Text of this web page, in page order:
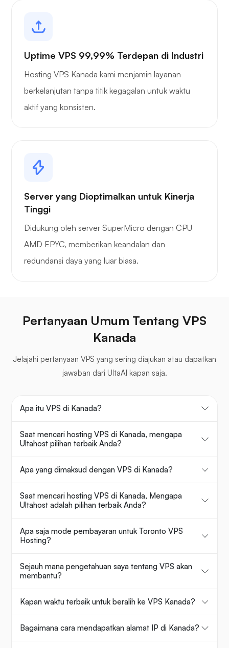
Uptime VPS 99,99% Terdepan di Industri
Hosting VPS Kanada kami menjamin layanan
berkelanjutan tanpa titik kegagalan untuk waktu
aktif yang konsisten.
Server yang Dioptimalkan untuk Kinerja
Tinggi
Didukung oleh server SuperMicro dengan CPU
AMD EPYC, memberikan keandalan dan
redundansi daya yang luar biasa.
Pertanyaan Umum Tentang VPS
Kanada
Jelajahi pertanyaan VPS yang sering diajukan atau dapatkan
jawaban dari UltaAI kapan saja.
Apa itu VPS di Kanada?
Saat mencari hosting VPS di Kanada, mengapa
Ultahost pilihan terbaik Anda?
Apa yang dimaksud dengan VPS di Kanada?
Saat mencari hosting VPS di Kanada, Mengapa
Ultahost adalah pilihan terbaik Anda?
Apa saja mode pembayaran untuk Toronto VPS
Hosting?
Sejauh mana pengetahuan saya tentang VPS akan
membantu?
Kapan waktu terbaik untuk beralih ke VPS Kanada?
Bagaimana cara mendapatkan alamat IP di Kanada?